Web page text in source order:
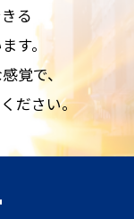
る
す。
覚で、
ださい。